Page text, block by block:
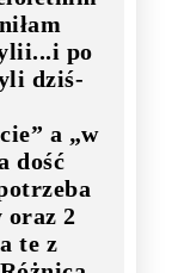
po
dziś-
a „w
dość
2
te z